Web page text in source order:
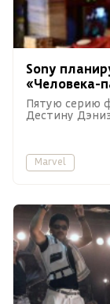
Sony
«Человека-
Пятую серию
Дестину
Marvel